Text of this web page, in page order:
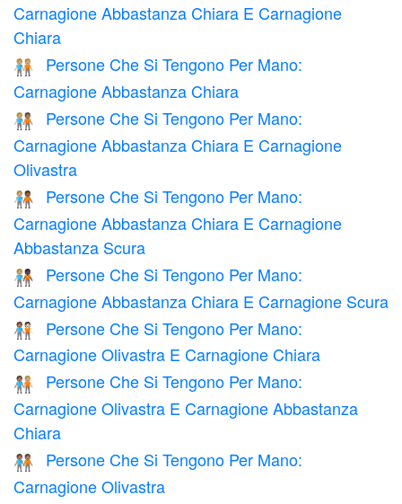
Carnagione Abbastanza Chiara E Carnagione
Chiara
🧑🏼‍🤝‍🧑🏼
Persone Che Si Tengono Per Mano:
Carnagione Abbastanza Chiara
🧑🏼‍🤝‍🧑🏽
Persone Che Si Tengono Per Mano:
Carnagione Abbastanza Chiara E Carnagione
Olivastra
🧑🏼‍🤝‍🧑🏾
Persone Che Si Tengono Per Mano:
Carnagione Abbastanza Chiara E Carnagione
Abbastanza Scura
🧑🏼‍🤝‍🧑🏿
Persone Che Si Tengono Per Mano:
Carnagione Abbastanza Chiara E Carnagione Scura
🧑🏽‍🤝‍🧑🏻
Persone Che Si Tengono Per Mano:
Carnagione Olivastra E Carnagione Chiara
🧑🏽‍🤝‍🧑🏼
Persone Che Si Tengono Per Mano:
Carnagione Olivastra E Carnagione Abbastanza
Chiara
🧑🏽‍🤝‍🧑🏽
Persone Che Si Tengono Per Mano:
Carnagione Olivastra